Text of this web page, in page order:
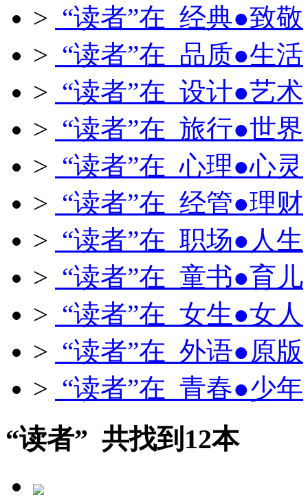
> “读者”在 经典●致敬
> “读者”在 品质●生活
> “读者”在 设计●艺术
> “读者”在 旅行●世界
> “读者”在 心理●心灵
> “读者”在 经管●理财
> “读者”在 职场●人生
> “读者”在 童书●育儿
> “读者”在 女生●女人
> “读者”在 外语●原版
> “读者”在 青春●少年
“读者” 共找到12本